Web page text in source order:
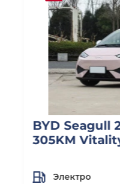
BYD Seagull
305KM
Электро